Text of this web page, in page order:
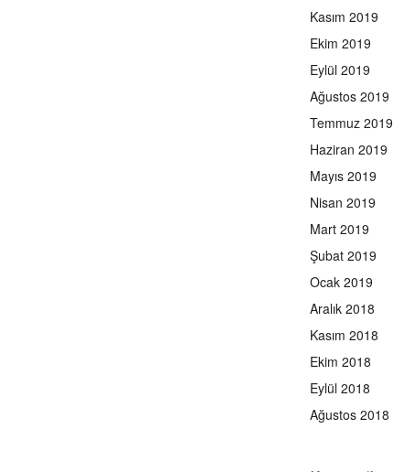
Kasım 2019
Ekim 2019
Eylül 2019
Ağustos 2019
Temmuz 2019
Haziran 2019
Mayıs 2019
Nisan 2019
Mart 2019
Şubat 2019
Ocak 2019
Aralık 2018
Kasım 2018
Ekim 2018
Eylül 2018
Ağustos 2018